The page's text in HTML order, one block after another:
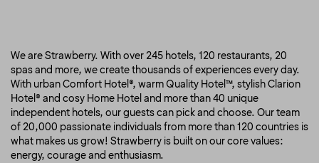
We are Strawberry. With over 245 hotels, 120 restaurants, 20
spas and more, we create thousands of experiences every day.
With urban Comfort Hotel®, warm Quality Hotel™, stylish Clarion
Hotel® and cosy Home Hotel and more than 40 unique
independent hotels, our guests can pick and choose. Our team
of 20,000 passionate individuals from more than 120 countries is
what makes us grow! Strawberry is built on our core values:
energy, courage and enthusiasm.